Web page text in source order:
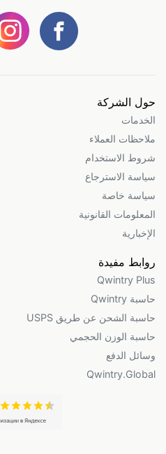
حول الشركة
الخدمات
ملاحظات العملاء
شروط الاستخدام
سياسة الاسترجاع
سياسة خاصة
المعلومات القانونية
الإخبارية
روابط مفيدة
Qwintry Plus
حاسبة Qwintry
حاسبة الشحن عن طريق USPS
حاسبة الوزن الحجمي
وسائل الدفع
Qwintry.Global